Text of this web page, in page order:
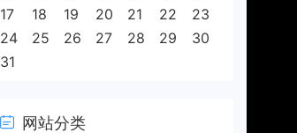
17
18 19 20 21 22
23
24
25 26 27 28 29
30
31
网站分类